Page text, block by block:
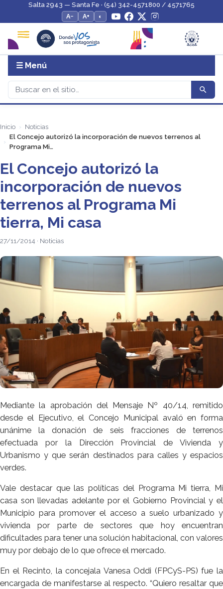
Salta 2943 — Santa Fe · (54) 342-4571800 / 4571765
A−
A+ ◐
☰ Menú
Inicio
Noticias
El Concejo autorizó la incorporación de nuevos terrenos al
Programa Mi…
El Concejo autorizó la
incorporación de nuevos
terrenos al Programa Mi
tierra, Mi casa
27/11/2014 · Noticias
Mediante la aprobación del Mensaje Nº 40/14, remitido
desde el Ejecutivo, el Concejo Municipal avaló en forma
unánime la donación de seis fracciones de terrenos
efectuada por la Dirección Provincial de Vivienda y
Urbanismo y que serán destinados para calles y espacios
verdes.
Vale destacar que las políticas del Programa Mi tierra, Mi
casa son llevadas adelante por el Gobierno Provincial y el
Municipio para promover el acceso a suelo urbanizado y
vivienda por parte de sectores que hoy encuentran
dificultades para tener una solución habitacional, con valores
muy por debajo de lo que ofrece el mercado.
En el Recinto, la concejala Vanesa Oddi (FPCyS-PS) fue la
encargada de manifestarse al respecto. “Quiero resaltar que